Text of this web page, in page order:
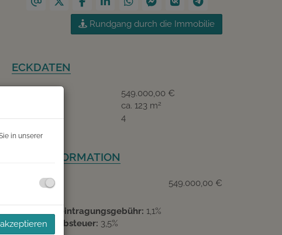
Rundgang durch die Immobilie
ECKDATEN
549.000,00 €
ca. 123 m2
Zimmer 4
PREISINFORMATION
Kaufpreis: 549.000,00 €
Grundbucheintragungsgebühr: 1,1%
Grunderwerbsteuer: 3,5%
in unserer